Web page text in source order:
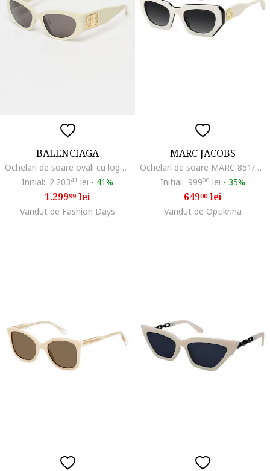
BALENCIAGA
Ochelari de soare ovali cu logo, Alb fildes
Initial: 2.20341 lei - 41%
1.29999lei
Vandut de Fashion Days
MARC JACOBS
Ochelari de soare MARC 851/S CCP/9O 52 Femei, Marime 52 mm
Initial: 99900 lei - 35%
64900lei
Vandut de Optikrina